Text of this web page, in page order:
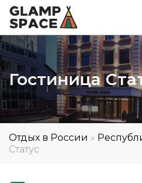
Гостиница
Отдых в России »
Статус